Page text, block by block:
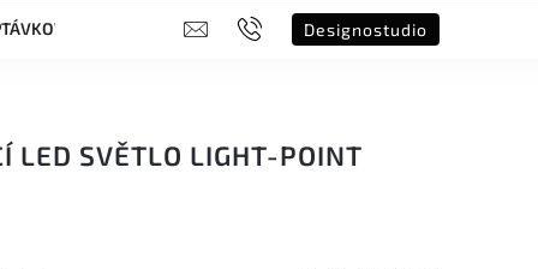
FORMULÁŘ B2B SHOWROOM
Designostudio
LED SVĚTLO LIGHT-POINT